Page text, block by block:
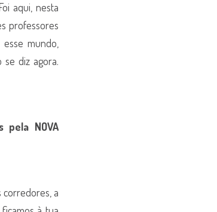
aqui, nesta
professores
mundo,
se diz agora.
pela NOVA
corredores, a